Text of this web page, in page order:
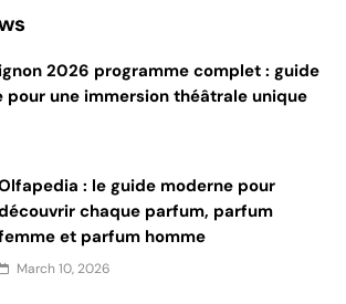
2026 programme complet : guide
pour une immersion théâtrale unique
: le guide moderne pour
chaque parfum, parfum
et parfum homme
March 10, 2026